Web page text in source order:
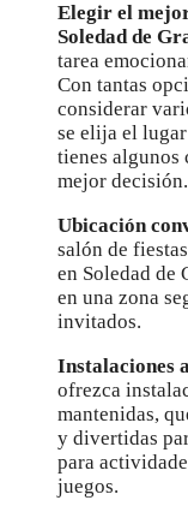
Elegir el
Soledad de
tarea
Con tantas
considerar
se elija el
tienes algunos
mejor decisión.
Ubicación
salón de
en Soledad de
en una zona
invitados.
Instalaciones
ofrezca
mantenidas,
y divertidas
para
juegos.